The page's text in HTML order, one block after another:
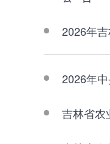
2026年
2026年
吉林省农